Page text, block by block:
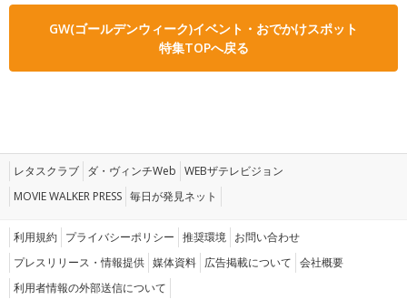
GW(ゴールデンウィーク)イベント・おでかけスポット
特集TOPへ戻る
レタスクラブ ダ・ヴィンチWeb WEBザテレビジョン
MOVIE WALKER PRESS 毎日が発見ネット
利用規約 プライバシーポリシー 推奨環境 お問い合わせ
プレスリリース・情報提供 媒体資料 広告掲載について 会社概要
利用者情報の外部送信について